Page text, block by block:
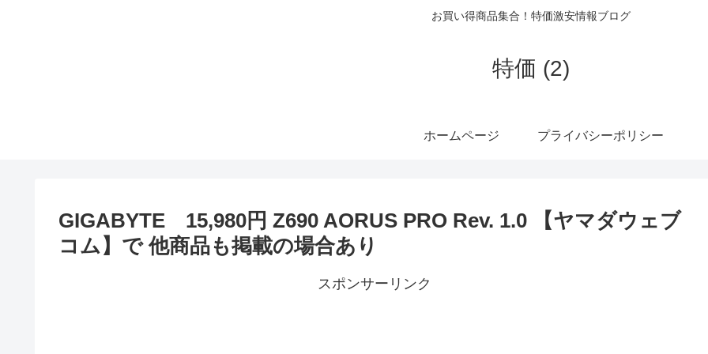
お買い得商品集合！特価激安情報ブログ
特価 (2)
ホームページ プライバシーポリシー
GIGABYTE 15,980円 Z690 AORUS PRO Rev. 1.0 【ヤマダウェブ
コム】で 他商品も掲載の場合あり
スポンサーリンク